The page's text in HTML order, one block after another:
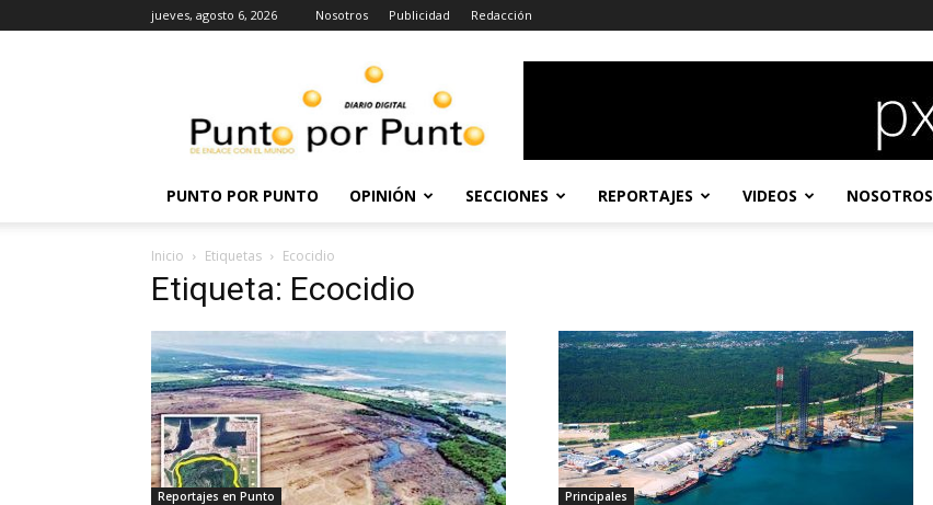
jueves, agosto 6, 2026 Nosotros Publicidad Redacción
Punto
PUNTO POR PUNTO OPINIÓN SECCIONES REPORTAJES VIDEOS NOSOTROS
Inicio Etiquetas Ecocidio
Etiqueta: Ecocidio
Reportajes en Punto Principales